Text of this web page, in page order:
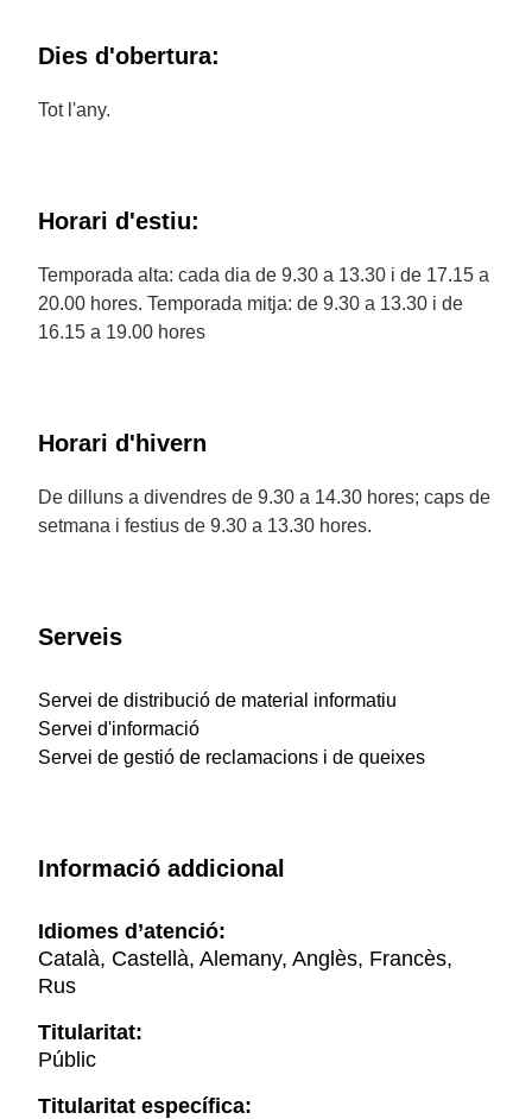
Dies d'obertura:
Tot l'any.
Horari d'estiu:
Temporada alta: cada dia de 9.30 a 13.30 i de 17.15 a
20.00 hores. Temporada mitja: de 9.30 a 13.30 i de
16.15 a 19.00 hores
Horari d'hivern
De dilluns a divendres de 9.30 a 14.30 hores; caps de
setmana i festius de 9.30 a 13.30 hores.
Serveis
Servei de distribució de material informatiu
Servei d'informació
Servei de gestió de reclamacions i de queixes
Informació addicional
Idiomes d’atenció:
Català, Castellà, Alemany, Anglès, Francès,
Rus
Titularitat:
Públic
Titularitat específica: